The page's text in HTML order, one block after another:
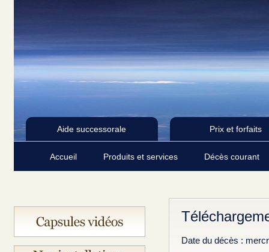
Aide successorale Prix et forfaits
Accueil Produits et services Décès courant
Date du décès :